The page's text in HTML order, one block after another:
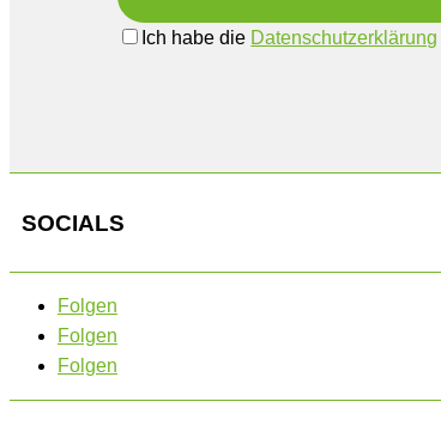
Ich habe die Datenschutzerklärung
SOCIALS
Folgen
Folgen
Folgen